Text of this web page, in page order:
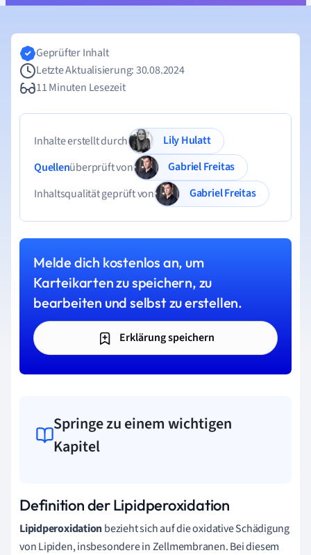
Geprüfter Inhalt
Letzte Aktualisierung: 30.08.2024
11 Minuten Lesezeit
Inhalte erstellt durch
Lily Hulatt
Quellenüberprüft von
Gabriel Freitas
Inhaltsqualität geprüft von
Gabriel Freitas
Melde dich kostenlos an, um
Karteikarten zu speichern, zu
bearbeiten und selbst zu erstellen.
Erklärung speichern
Springe zu einem wichtigen
Kapitel
Definition der Lipidperoxidation
Lipidperoxidationbezieht sich auf die oxidative Schädigung
von Lipiden, insbesondere in Zellmembranen. Bei diesem